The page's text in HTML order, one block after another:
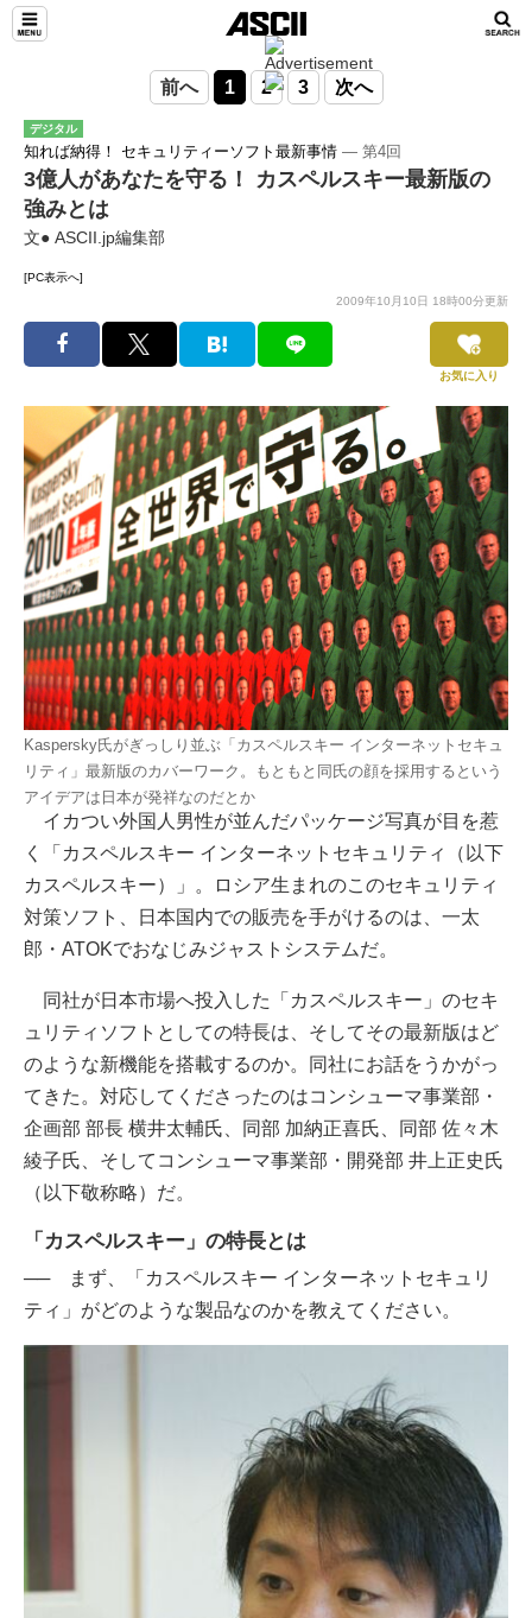
前へ 1 2 3 次へ
デジタル
知れば納得！ セキュリティーソフト最新事情 ― 第4回
3億人があなたを守る！ カスペルスキー最新版の
強みとは
文● ASCII.jp編集部
[PC表示へ]
2009年10月10日 18時00分更新
お気に入り
Kaspersky氏がぎっしり並ぶ「カスペルスキー インターネットセキュ
リティ」最新版のカバーワーク。もともと同氏の顔を採用するという
アイデアは日本が発祥なのだとか
イカつい外国人男性が並んだパッケージ写真が目を惹
く「カスペルスキー インターネットセキュリティ（以下
カスペルスキー）」。ロシア生まれのこのセキュリティ
対策ソフト、日本国内での販売を手がけるのは、一太
郎・ATOKでおなじみジャストシステムだ。
同社が日本市場へ投入した「カスペルスキー」のセキ
ュリティソフトとしての特長は、そしてその最新版はど
のような新機能を搭載するのか。同社にお話をうかがっ
てきた。対応してくださったのはコンシューマ事業部・
企画部 部長 横井太輔氏、同部 加納正喜氏、同部 佐々木
綾子氏、そしてコンシューマ事業部・開発部 井上正史氏
（以下敬称略）だ。
「カスペルスキー」の特長とは
── まず、「カスペルスキー インターネットセキュリ
ティ」がどのような製品なのかを教えてください。